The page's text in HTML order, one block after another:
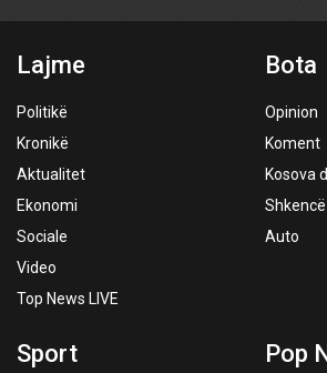
Lajme
Politikë
Kronikë
Aktualitet
Ekonomi
Sociale
Video
Top News LIVE
Bota
Opinion
Koment
Kosova
Auto
Sport Pop